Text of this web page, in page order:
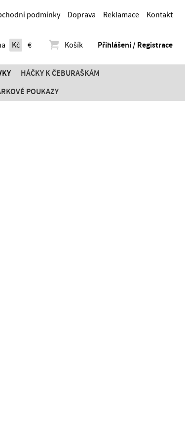
podmínky Doprava Reklamace Kontakt
Kč € Košík Přihlášení / Registrace
HÁČKY K ČEBURAŠKÁM
POUKAZY